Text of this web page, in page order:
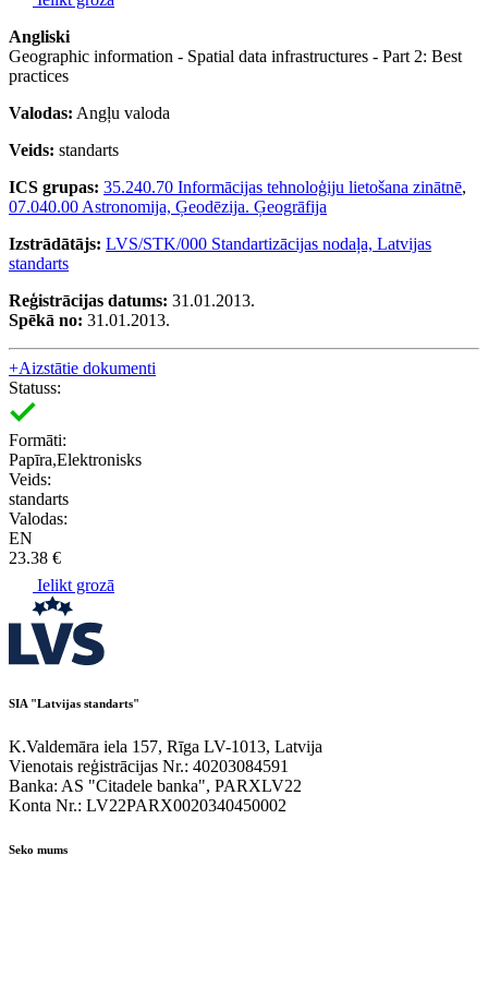
Angliski
Geographic information - Spatial data infrastructures - Part 2: Best
practices
Valodas: Angļu valoda
Veids: standarts
ICS grupas: 35.240.70 Informācijas tehnoloģiju lietošana zinātnē,
07.040.00 Astronomija, Ģeodēzija. Ģeogrāfija
Izstrādātājs: LVS/STK/000 Standartizācijas nodaļa, Latvijas
standarts
Reģistrācijas datums: 31.01.2013.
Spēkā no: 31.01.2013.
+Aizstātie dokumenti
Statuss:
Formāti:
Papīra,Elektronisks
Veids:
standarts
Valodas:
EN
23.38 €
Ielikt grozā
SIA "Latvijas standarts"
K.Valdemāra iela 157, Rīga LV-1013, Latvija
Vienotais reģistrācijas Nr.: 40203084591
Banka: AS "Citadele banka", PARXLV22
Konta Nr.: LV22PARX0020340450002
Seko mums